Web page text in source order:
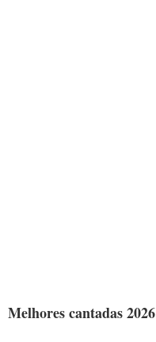
Melhores cantadas 2026